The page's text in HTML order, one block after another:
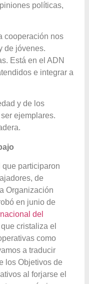
políticas,
cooperación nos
de jóvenes.
Está en el ADN
e integrar a
y de los
ejemplares.
que participaron
de
Organización
en junio de
del
cristaliza el
como
a traducir
los Objetivos de
al forjarse el